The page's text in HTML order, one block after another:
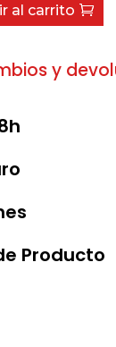
al carrito
y
Producto